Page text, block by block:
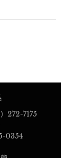
272-7175
0354